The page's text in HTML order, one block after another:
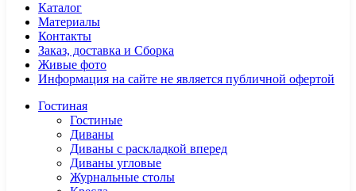
Каталог
Материалы
Контакты
Заказ, доставка и Сборка
Живые фото
Информация на сайте не является публичной офертой
Гостиная
Гостиные
Диваны
Диваны с раскладкой вперед
Диваны угловые
Журнальные столы